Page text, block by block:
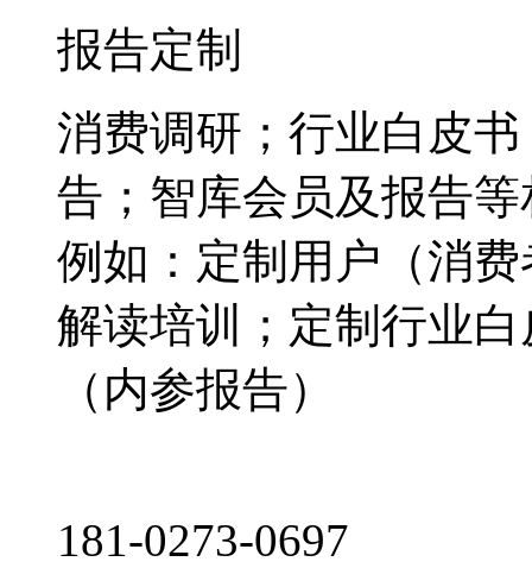
报告定制
消费调研；行业白皮
告；智库会员及报告
例如：定制用户（消
解读培训；定制行业
（内参报告）
181-0273-0697